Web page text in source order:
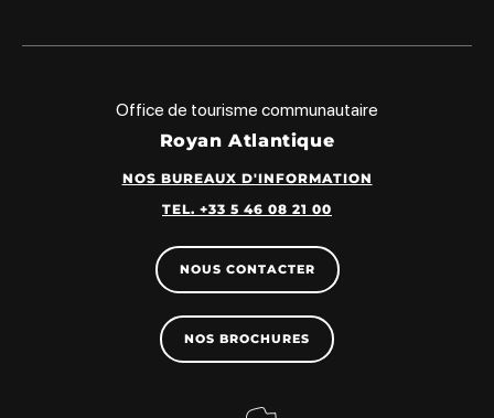
Office de tourisme communautaire
Royan Atlantique
NOS BUREAUX D'INFORMATION
TEL. +33 5 46 08 21 00
NOUS CONTACTER
NOS BROCHURES